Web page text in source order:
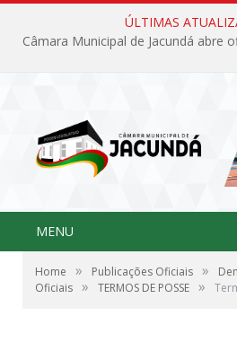
ÚLTIMAS
MENU
Home » Publicações Oficiais »
Oficiais » TERMOS DE POSSE »